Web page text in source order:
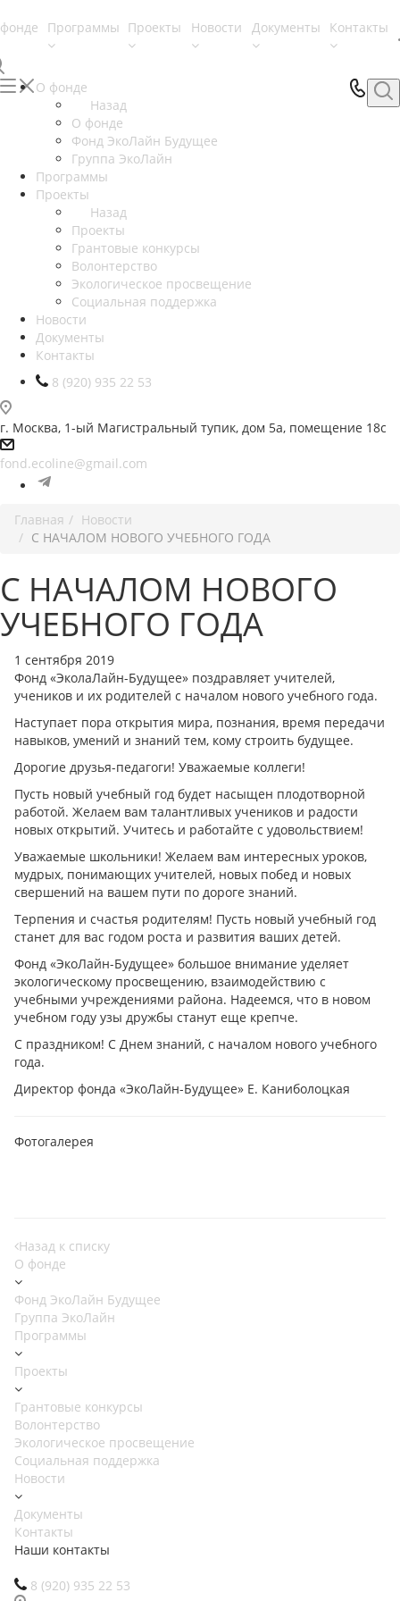
Программы Проекты Новости Документы Контакты
О фонде
Назад
О фонде
Фонд ЭкоЛайн Будущее
Группа ЭкоЛайн
Программы
Проекты
Назад
Проекты
Грантовые конкурсы
Волонтерство
Экологическое просвещение
Социальная поддержка
Новости
Документы
Контакты
8 (920) 935 22 53
г. Москва, 1-ый Магистральный тупик, дом 5а, помещение 18с
fond.ecoline@gmail.com
Главная
Новости
С НАЧАЛОМ НОВОГО УЧЕБНОГО ГОДА
С НАЧАЛОМ НОВОГО
УЧЕБНОГО ГОДА
1 сентября 2019
Фонд «ЭколаЛайн-Будущее» поздравляет учителей,
учеников и их родителей с началом нового учебного года.
Наступает пора открытия мира, познания, время передачи
навыков, умений и знаний тем, кому строить будущее.
Дорогие друзья-педагоги! Уважаемые коллеги!
Пусть новый учебный год будет насыщен плодотворной
работой. Желаем вам талантливых учеников и радости
новых открытий. Учитесь и работайте с удовольствием!
Уважаемые школьники! Желаем вам интересных уроков,
мудрых, понимающих учителей, новых побед и новых
свершений на вашем пути по дороге знаний.
Терпения и счастья родителям! Пусть новый учебный год
станет для вас годом роста и развития ваших детей.
Фонд «ЭкоЛайн-Будущее» большое внимание уделяет
экологическому просвещению, взаимодействию с
учебными учреждениями района. Надеемся, что в новом
учебном году узы дружбы станут еще крепче.
С праздником! С Днем знаний, с началом нового учебного
года.
Директор фонда «ЭкоЛайн-Будущее» Е. Каниболоцкая
Фотогалерея
Назад к списку
О фонде
Фонд ЭкоЛайн Будущее
Группа ЭкоЛайн
Программы
Проекты
Грантовые конкурсы
Волонтерство
Экологическое просвещение
Социальная поддержка
Новости
Документы
Контакты
Наши контакты
8 (920) 935 22 53